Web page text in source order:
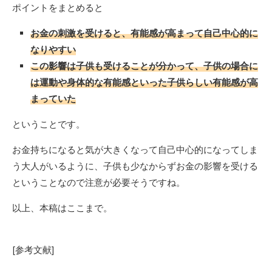
ポイントをまとめると
お金の刺激を受けると、有能感が高まって自己中心的に
なりやすい
この影響は子供も受けることが分かって、子供の場合に
は運動や身体的な有能感といった子供らしい有能感が高
まっていた
ということです。
お金持ちになると気が大きくなって自己中心的になってしま
う大人がいるように、子供も少なからずお金の影響を受ける
ということなので注意が必要そうですね。
以上、本稿はここまで。
[参考文献]